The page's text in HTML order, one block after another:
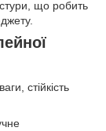
що робить
стійкість